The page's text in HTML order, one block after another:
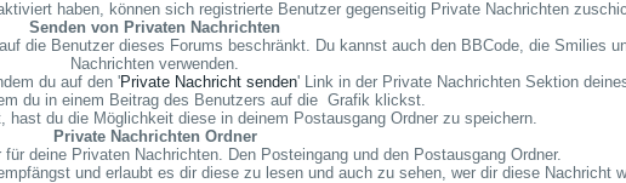
haben, können sich registrierte Benutzer gegenseitig Private Nachrichten
Senden von Privaten Nachrichten
die Benutzer dieses Forums beschränkt. Du kannst auch den BBCode, die Smilies
Nachrichten verwenden.
du auf den 'Private Nachricht senden' Link in der Private Nachrichten Sektion
du in einem Beitrag des Benutzers auf die Grafik klickst.
hast du die Möglichkeit diese in deinem Postausgang Ordner zu speichern.
Private Nachrichten Ordner
deine Privaten Nachrichten. Den Posteingang und den Postausgang Ordner.
und erlaubt es dir diese zu lesen und auch zu sehen, wer dir diese Nachricht